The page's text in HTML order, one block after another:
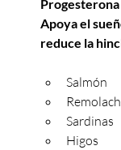
Progesterona
Apoya el
reduce la
Salmón
Sardinas
Higos